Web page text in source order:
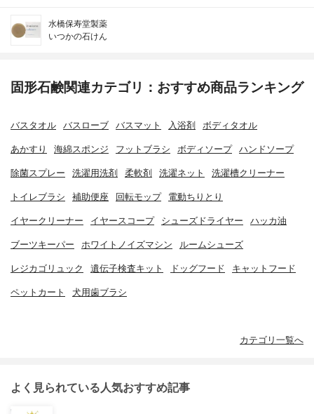
水橋保寿堂製薬
いつかの石けん
固形石鹸関連カテゴリ：おすすめ商品ランキング
バスタオル バスローブ バスマット 入浴剤 ボディタオル
あかすり 海綿スポンジ フットブラシ ボディソープ ハンドソープ
除菌スプレー 洗濯用洗剤 柔軟剤 洗濯ネット 洗濯槽クリーナー
トイレブラシ 補助便座 回転モップ 電動ちりとり
イヤークリーナー イヤースコープ シューズドライヤー ハッカ油
ブーツキーパー ホワイトノイズマシン ルームシューズ
レジカゴリュック 遺伝子検査キット ドッグフード キャットフード
ペットカート 犬用歯ブラシ
カテゴリ一覧へ
よく見られている人気おすすめ記事